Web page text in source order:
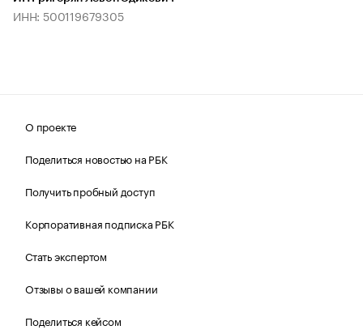
ИНН: 500119679305
О проекте
Поделиться новостью на РБК
Получить пробный доступ
Корпоративная подписка РБК
Стать экспертом
Отзывы о вашей компании
Поделиться кейсом